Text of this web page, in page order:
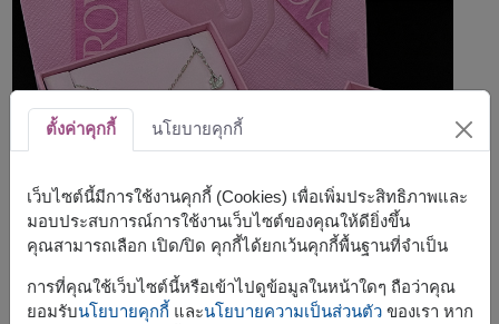
ตั้งค่าคุกกี้ นโยบายคุกกี้
เว็บไซต์นี้มีการใช้งานคุกกี้ (Cookies) เพื่อเพิ่มประสิทธิภาพและ
มอบประสบการณ์การใช้งานเว็บไซต์ของคุณให้ดียิ่งขึ้น
คุณสามารถเลือก เปิด/ปิด คุกกี้ได้ยกเว้นคุกกี้พื้นฐานที่จำเป็น
การที่คุณใช้เว็บไซต์นี้หรือเข้าไปดูข้อมูลในหน้าใดๆ ถือว่าคุณ
ยอมรับนโยบายคุกกี้ และนโยบายความเป็นส่วนตัวของเรา หาก